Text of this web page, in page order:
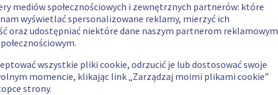
mediów społecznościowych i zewnętrznych partnerów: które
wyświetlać spersonalizowane reklamy, mierzyć ich
oraz udostępniać niektóre dane naszym partnerom reklamowym
wszystkie pliki cookie, odrzucić je lub dostosować swoje
momencie, klikając link „Zarządzaj moimi plikami cookie”
strony.